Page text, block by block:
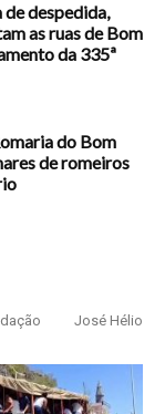
despedida,
as ruas de Bom
da 335ª
do Bom
de romeiros
José Hélio